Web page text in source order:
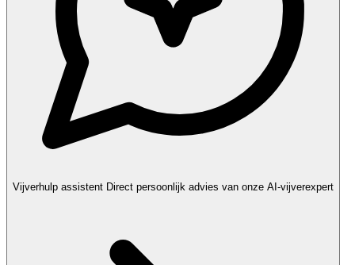
Vijverhulp assistent Direct persoonlijk advies van onze AI-vijverexpert